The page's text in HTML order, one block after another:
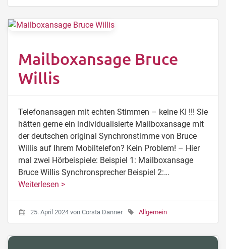
Mailboxansage Bruce
Willis
Telefonansagen mit echten Stimmen – keine KI !!! Sie
hätten gerne ein individualisierte Mailboxansage mit
der deutschen original Synchronstimme von Bruce
Willis auf Ihrem Mobiltelefon? Kein Problem! – Hier
mal zwei Hörbeispiele: Beispiel 1: Mailboxansage
Bruce Willis Synchronsprecher Beispiel 2:…
Weiterlesen >
25. April 2024 von Corsta Danner Allgemein